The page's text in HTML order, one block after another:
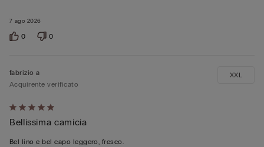
7 ago 2026
0 0
Valutato
5
su
fabrizio a
Acquirente verificato
Bellissima camicia
Bel lino e bel capo leggero, fresco.
XXL